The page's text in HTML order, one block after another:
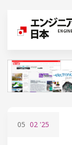
05 02 '25